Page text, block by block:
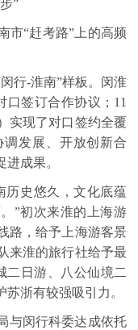
”
市“赶考路”上的高频
行-淮南”样板。闵淮
口签订合作协议； 11
实现了对口签约全覆
发展、开放创新合
成果。
历史悠久，文化底蕴
”初次来淮的上海游
路，给予上海游客景
来淮的旅行社给予最
二日游、八公仙境二
浙有较强吸引力。
与闵行科委达成依托